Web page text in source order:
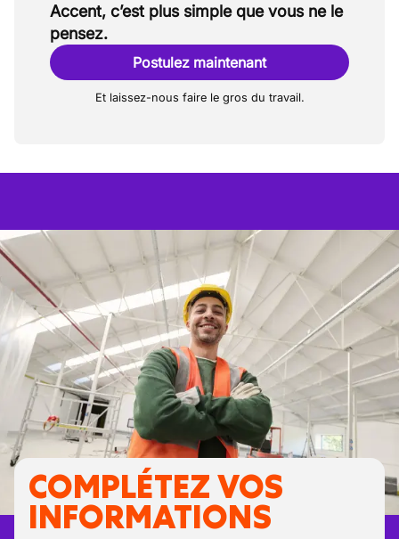
Accent, c’est plus simple que vous ne le
pensez.
Postulez maintenant
Et laissez-nous faire le gros du travail.
COMPLÉTEZ VOS
INFORMATIONS